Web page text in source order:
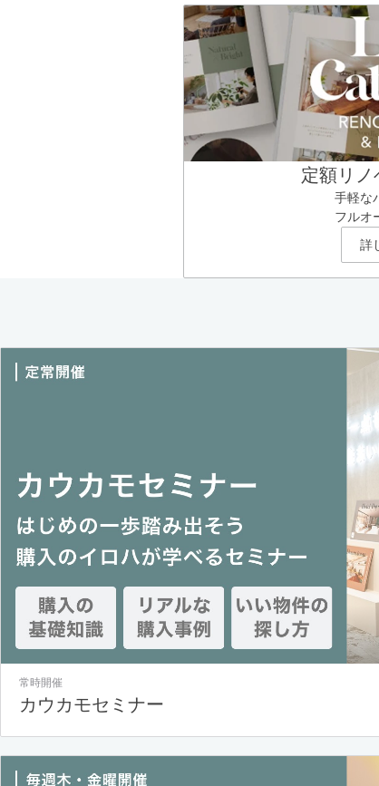
定額リノ
手軽な
フルオ
詳
常時開催
カウカモセミナー